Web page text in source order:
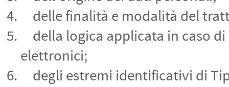
delle finalità e modalità del
della logica applicata in caso
elettronici;
degli estremi identificativi di